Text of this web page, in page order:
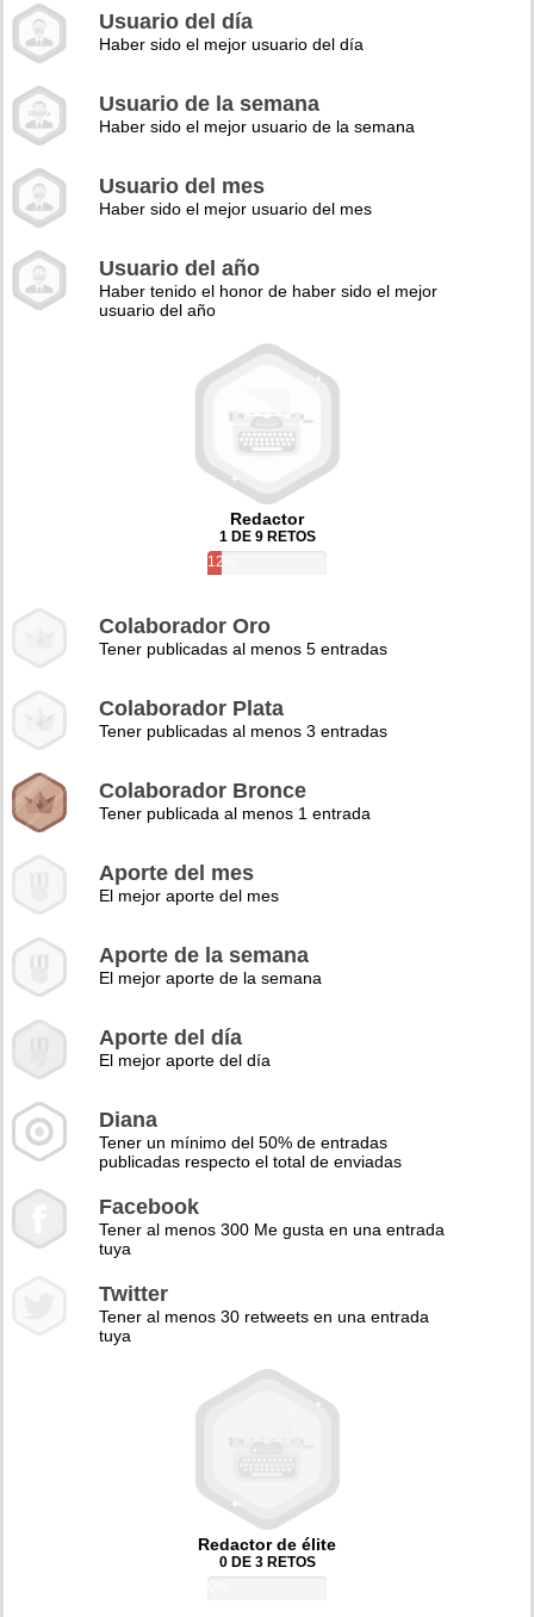
Usuario del día
Haber sido el mejor usuario del día
Usuario de la semana
Haber sido el mejor usuario de la semana
Usuario del mes
Haber sido el mejor usuario del mes
Usuario del año
Haber tenido el honor de haber sido el mejor
usuario del año
Redactor
1 DE 9 RETOS
12%
Colaborador Oro
Tener publicadas al menos 5 entradas
Colaborador Plata
Tener publicadas al menos 3 entradas
Colaborador Bronce
Tener publicada al menos 1 entrada
Aporte del mes
El mejor aporte del mes
Aporte de la semana
El mejor aporte de la semana
Aporte del día
El mejor aporte del día
Diana
Tener un mínimo del 50% de entradas
publicadas respecto el total de enviadas
Facebook
Tener al menos 300 Me gusta en una entrada
tuya
Twitter
Tener al menos 30 retweets en una entrada
tuya
Redactor de élite
0 DE 3 RETOS